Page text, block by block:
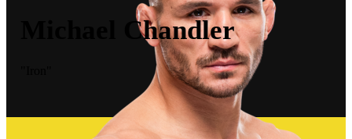
Michael Chandler